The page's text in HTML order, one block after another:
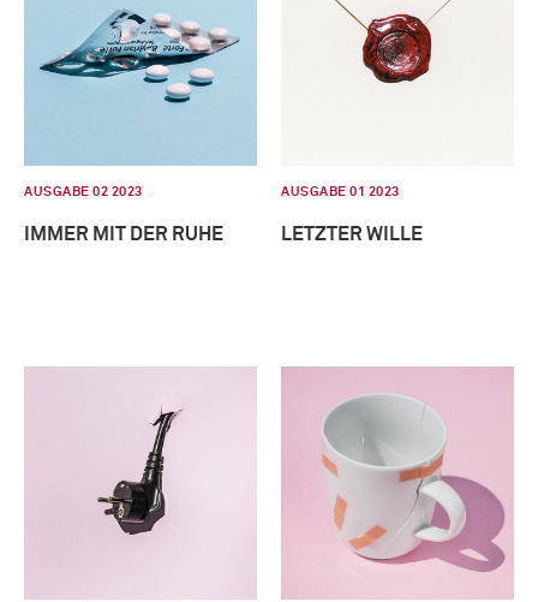
AUSGABE 02 2023
IMMER MIT DER RUHE
AUSGABE 01 2023
LETZTER WILLE